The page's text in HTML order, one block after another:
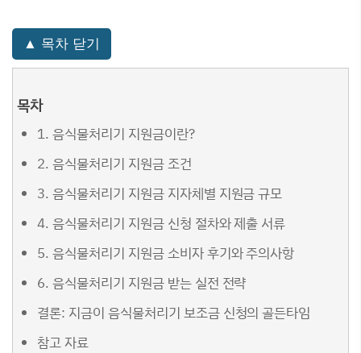
▲ 목차 닫기
목차
1. 음식물처리기 지원금이란?
2. 음식물처리기 지원금 조건
3. 음식물처리기 지원금 지자체별 지원금 규모
4. 음식물처리기 지원금 신청 절차와 제출 서류
5. 음식물처리기 지원금 소비자 후기와 주의사항
6. 음식물처리기 지원금 받는 실전 전략
결론: 지금이 음식물처리기 보조금 신청의 골든타임
참고 자료